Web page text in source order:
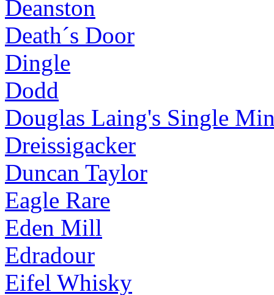
Deanston
Death´s Door
Dingle
Dodd
Douglas Laing's Single
Dreissigacker
Duncan Taylor
Eagle Rare
Eden Mill
Edradour
Eifel Whisky